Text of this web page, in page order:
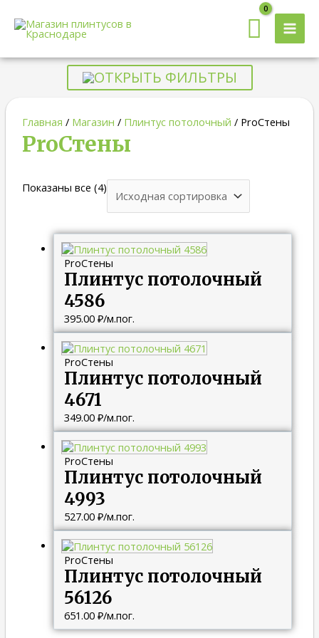
Главная / Магазин / Плинтус потолочный / ProСтены
ProСтены
Показаны все (4)
ProСтены
Плинтус потолочный
4586
395.00 ₽/м.пог.
ProСтены
Плинтус потолочный
4671
349.00 ₽/м.пог.
ProСтены
Плинтус потолочный
4993
527.00 ₽/м.пог.
ProСтены
Плинтус потолочный
56126
651.00 ₽/м.пог.
ОТКРЫТЬ ФИЛЬТРЫ